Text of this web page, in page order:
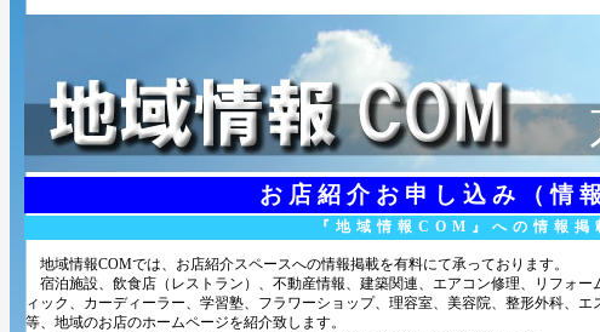
お店紹介お申し込み（情
『地域情報COM』への情報掲
地域情報COMでは、お店紹介スペースへの情報掲載を有料にて承っております。
宿泊施設、飲食店（レストラン）、不動産情報、建築関連、エアコン修理、リフォ
ィック、カーディーラー、学習塾、フラワーショップ、理容室、美容院、整形外科、
等、地域のお店のホームページを紹介致します。